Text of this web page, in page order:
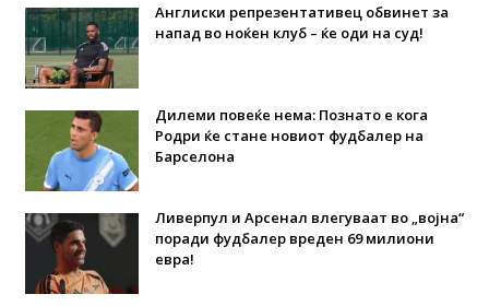
Англиски репрезентативец обвинет за
напад во ноќен клуб – ќе оди на суд!
Дилеми повеќе нема: Познато е кога
Родри ќе стане новиот фудбалер на
Барселона
Ливерпул и Арсенал влегуваат во „војна“
поради фудбалер вреден 69 милиони
евра!